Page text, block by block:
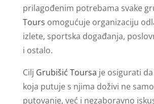
prilagođenim potrebama svake
Tours omogućuje organizaciju
izlete, sportska događanja,
i ostalo.
Cilj Grubišić Toursa je osigurati
koja putuje s njima doživi ne
putovanje, već i nezaboravno